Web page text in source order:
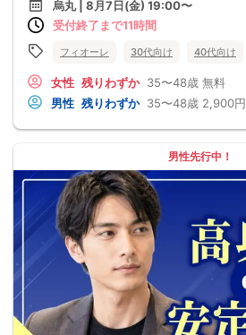
烏丸 | 8月7日(金) 19:00〜
受付終了まで11時間
フィオーレ 30代向け 40代向け
女性 残りわずか 35〜48歳 無料
男性 残りわずか 35〜48歳 2,900円
男性先行中！